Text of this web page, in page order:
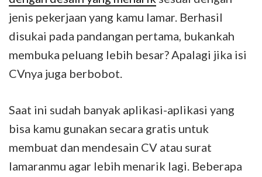
jenis pekerjaan yang kamu lamar. Berhasil
disukai pada pandangan pertama, bukankah
membuka peluang lebih besar? Apalagi jika isi
CVnya juga berbobot.
Saat ini sudah banyak aplikasi-aplikasi yang
bisa kamu gunakan secara gratis untuk
membuat dan mendesain CV atau surat
lamaranmu agar lebih menarik lagi. Beberapa